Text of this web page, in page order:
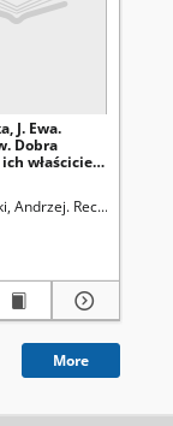
J. Ewa.
Dobra
właściciele
Werset,
Andrzej. Rec.
More